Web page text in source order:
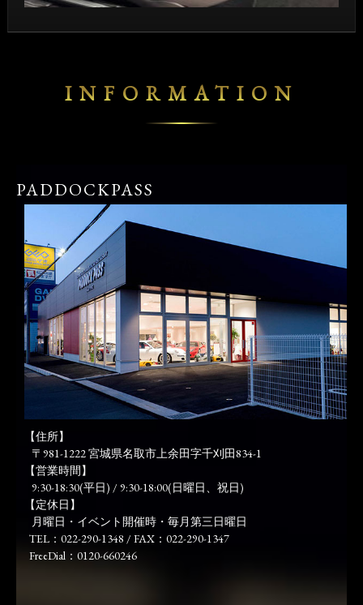
INFORMATION
PADDOCKPASS
【住所】
〒981-1222 宮城県名取市上余田字千刈田834-1
【営業時間】
9:30-18:30(平日) / 9:30-18:00(日曜日、祝日)
【定休日】
月曜日・イベント開催時・毎月第三日曜日
TEL：022-290-1348 / FAX：022-290-1347
FreeDial：0120-660246